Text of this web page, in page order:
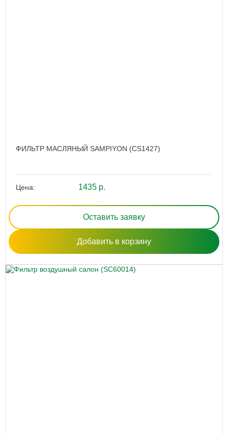
ФИЛЬТР МАСЛЯНЫЙ SAMPIYON (CS1427)
Цена: 1435 р.
Оставить заявку
Добавить в корзину